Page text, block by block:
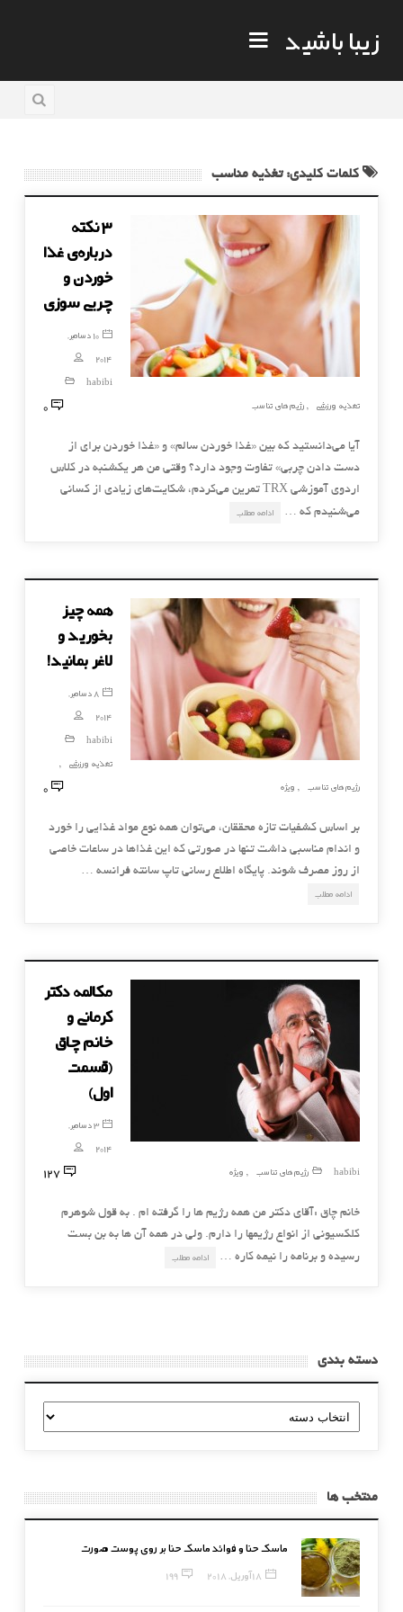
زیبا باشید
کلمات کلیدی: تغذیه مناسب
۳ نکته
درباره‌ی غذا
خوردن و
چربی سوزی
10 دسامبر,
2014
habibi
تغذیه ورزشی
, رژیم های تناسب 0
آیا می‌دانستید که بین «غذا خوردن سالم» و «غذا خوردن برای از
دست دادن چربی» تفاوت وجود دارد؟ وقتی من هر یکشنبه در کلاس
اردوی آموزشی TRX تمرین می‌کردم، شکایت‌های زیادی از کسانی
می‌شنیدم که …
ادامه مطلب
همه چیز
بخورید و
لاغر بمانید!
8 دسامبر,
2014
habibi
تغذیه ورزشی
,
رژیم های تناسب , ویژه 0
بر اساس کشفیات تازه محققان، می‌توان همه نوع مواد غذایی را خورد
و اندام مناسبی داشت تنها در صورتی که این غذاها در ساعات خاصی
از روز مصرف شوند. پایگاه اطلاع رسانی تاپ سانته فرانسه …
ادامه مطلب
مکالمه دکتر
کرمانی و
خانم چاق
(قسمت
اول)
3 دسامبر,
2014
habibi
رژیم های تناسب , ویژه 127
خانم چاق :آقای دکتر من همه رژیم ها را گرفته ام . به قول شوهرم
کلکسیونی از انواع رژیمها را دارم. ولی در همه آن ها به بن بست
رسیده و برنامه را نیمه کاره …
ادامه مطلب
دسته بندی
دسته
بندی
منتخب ها
ماسک حنا و فوائد ماسک حنا بر روی پوست صورت
18 آوریل, 2018 199